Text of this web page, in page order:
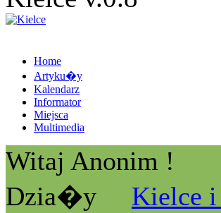
Home
Artyku�y
Kalendarz
Informator
Miejsca
Multimedia
Witaj Anonim !
Dzia�y
Kielce